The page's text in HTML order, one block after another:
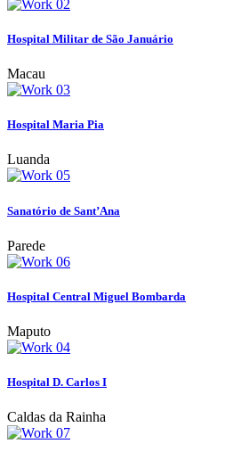
Hospital Militar de São Januário
Macau
Hospital Maria Pia
Luanda
Sanatório de Sant’Ana
Parede
Hospital Central Miguel Bombarda
Maputo
Hospital D. Carlos I
Caldas da Rainha